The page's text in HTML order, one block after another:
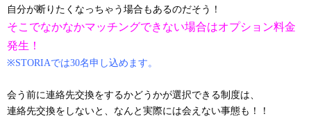
自分が断りたくなっちゃう場合もあるのだそう！
そこでなかなかマッチングできない場合はオプション料金
発生！
※STORIAでは30名申し込めます。
会う前に連絡先交換をするかどうかが選択できる制度は、
連絡先交換をしないと、なんと実際には会えない事態も！！